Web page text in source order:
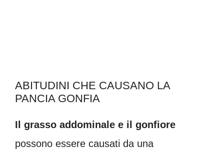
ABITUDINI CHE CAUSANO LA
PANCIA GONFIA
Il grasso addominale e il gonfiore
possono essere causati da una